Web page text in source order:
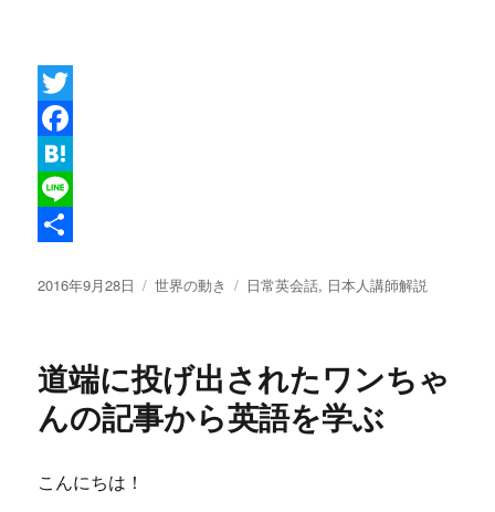
T
w
i
e
F
a
c
b
o
k
H
a
e
a
L
n
有
投
2016年9月28日
カ
ー
世界の動き
タ
日常英会話, 日本人講師解説
道端に投げ出されたワンちゃ
んの記事から英語を学ぶ
こんにちは！